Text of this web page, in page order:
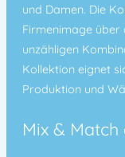
und Damen. Die
Firmenimage über
unzähligen
Kollektion eignet
Produktion und
Mix &